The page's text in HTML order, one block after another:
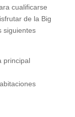
cualificarse
de la Big
siguientes
principal